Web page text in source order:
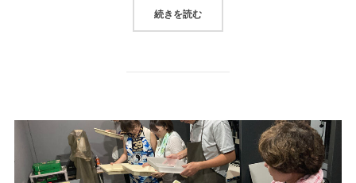
続きを読む“2026年夏（土用）午前開催！暗